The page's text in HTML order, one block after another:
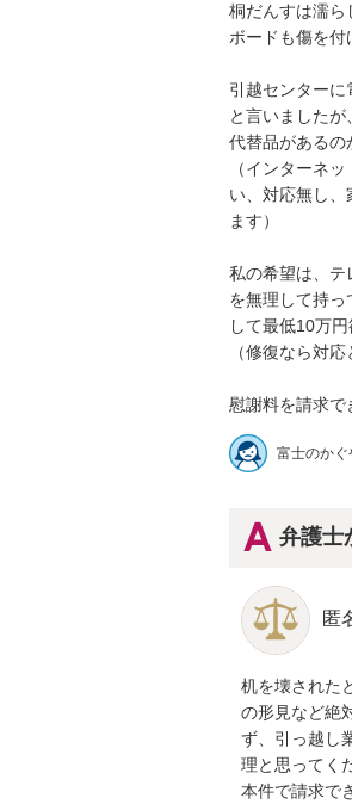
桐だんすは濡ら
ボードも傷を付
引越センター
と言いましたが
代替品があるの
（インターネ
い、対応無し
ます）
私の希望は、テ
を無理して持
して最低10万
（修復なら対
慰謝料を請求で
富士のかぐ
弁護士
匿
机を壊された
の形見など絶
ず、引っ越し
理と思ってく
本件で請求で